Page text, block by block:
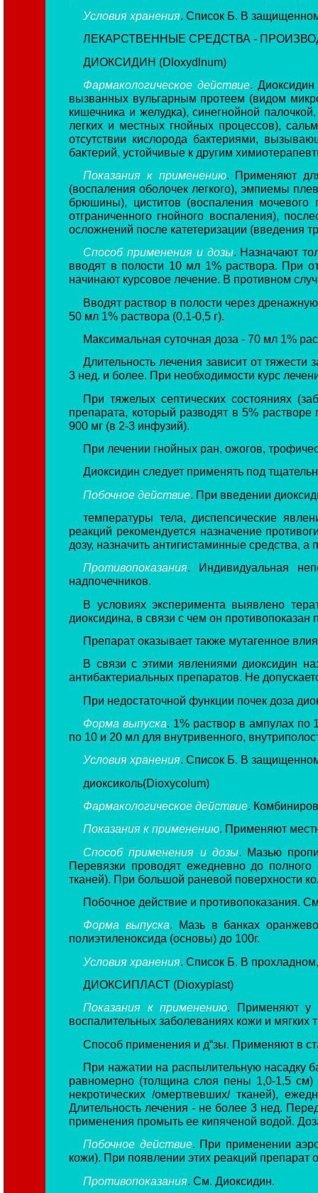
Условия хранения. Список Б. В
ЛЕКАРСТВЕННЫЕ СРЕДСТВА -
ДИОКСИДИН (Dloxydlnum)
Фармакологическое действие.
вызванных вульгарным протеем (видом
кишечника и желудка), синегнойной
легких и местных гнойных процессов),
отсутствии кислорода бактериями,
бактерий, устойчивые к другим
Показания к применению. Применяют
(воспаления оболочек легкого), эмпиемы
брюшины), циститов (воспаления мочевого
отграниченного гнойного воспаления),
осложнений после катетеризации (введения
Способ применения и дозы. Назначают
вводят в полости 10 мл 1% раствора. При
начинают курсовое лечение. В противном
Вводят раствор в полости через
50 мл 1% раствора (0,1-0,5 г).
Максимальная суточная доза - 70 мл 1%
Длительность лечения зависит от
3 нед. и более. При необходимости курс
При тяжелых септических состояниях
препарата, который разводят в 5%
900 мг (в 2-3 инфузий).
При лечении гнойных ран, ожогов,
Диоксидин следует применять под
Побочное действие. При введении
температуры тела, диспепсические
реакций рекомендуется назначение
дозу, назначить антигистаминные средства,
Противопоказания. Индивидуальная
надпочечников.
В условиях эксперимента выявлено
диоксидина, в связи с чем он противопоказан
Препарат оказывает также мутагенное
В связи с этими явлениями диоксидин
антибактериальных препаратов. Не
При недостаточной функции почек доза
Форма выпуска. 1% раствор в ампулах по
по 10 и 20 мл для внутривенного,
Условия хранения. Список Б. В
диоксиколь(Dioxycolum)
Фармакологическое действие.
Показания к применению. Применяют
Способ применения и дозы. Мазью
Перевязки проводят ежедневно до полного
тканей). При большой раневой поверхности
Побочное действие и противопоказания.
Форма выпуска. Мазь в банках
полиэтиленоксида (основы) до 100г.
Условия хранения. Список Б. В
ДИОКСИПЛАСТ (Dioxyplast)
Показания к применению. Применяют у
воспалительных заболеваниях кожи и мягких
Способ применения и д“зы. Применяют в
При нажатии на распылительную насадку
равномерно (толщина слоя пены 1,0-1,5 см)
некротических /омертвевших/ тканей),
Длительность лечения - не более 3 нед.
применения промыть ее кипяченой водой.
Побочное действие. При применении
кожи). При появлении этих реакций препарат
Противопоказания. См. Диоксидин.